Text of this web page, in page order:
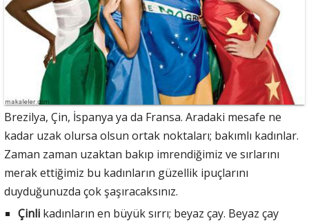
Brezilya, Çin, İspanya ya da Fransa. Aradaki mesafe ne
kadar uzak olursa olsun ortak noktaları; bakımlı kadınlar.
Zaman zaman uzaktan bakıp imrendiğimiz ve sırlarını
merak ettiğimiz bu kadınların güzellik ipuçlarını
duyduğunuzda çok şaşıracaksınız.
Çinli kadınların en büyük sırrı; beyaz çay. Beyaz çay